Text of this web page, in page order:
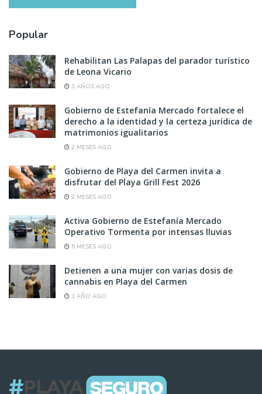
Popular
Rehabilitan Las Palapas del parador turístico
de Leona Vicario
3 AÑOS AGO
Gobierno de Estefanía Mercado fortalece el
derecho a la identidad y la certeza jurídica de
matrimonios igualitarios
2 MESES AGO
Gobierno de Playa del Carmen invita a
disfrutar del Playa Grill Fest 2026
2 MESES AGO
Activa Gobierno de Estefanía Mercado
Operativo Tormenta por intensas lluvias
5 MESES AGO
Detienen a una mujer con varias dosis de
cannabis en Playa del Carmen
1 AÑO AGO